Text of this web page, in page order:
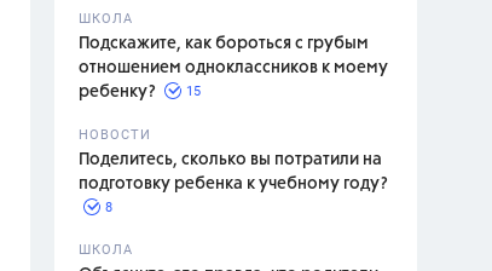
ШКОЛА
Подскажите, как бороться с грубым
отношением одноклассников к моему
ребенку?
15
НОВОСТИ
Поделитесь, сколько вы потратили на
подготовку ребенка к учебному году?
8
ШКОЛА